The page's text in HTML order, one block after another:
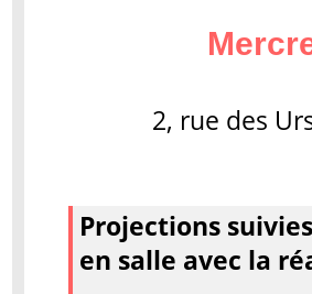
2, rue des
Projections
en salle avec la